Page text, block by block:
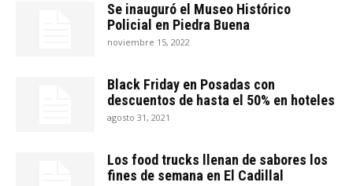
Se inauguró el Museo Histórico
Policial en Piedra Buena
noviembre 15, 2022
Black Friday en Posadas con
descuentos de hasta el 50% en hoteles
agosto 31, 2021
Los food trucks llenan de sabores los
fines de semana en El Cadillal